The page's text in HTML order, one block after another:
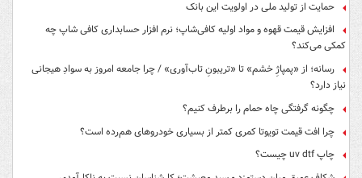
حمایت از تولید ملی در اولویت این بانک
افزایش قیمت قهوه و مواد اولیه کافی‌شاپ؛ نرم افزار حسابداری کافی شاپ چه
کمکی می‌کند؟
رسانه؛ از «پمپاژِ خشم» تا «تریبونِ تاب‌آوری» / چرا جامعه امروز به سوادِ هیجانی
نیاز دارد؟
چگونه گرفتگی چاه حمام را برطرف کنیم؟
چرا افت قیمت تویوتا کمری کمتر از بسیاری خودروهای هم‌رده است؟
چاپ uv dtf چیست؟